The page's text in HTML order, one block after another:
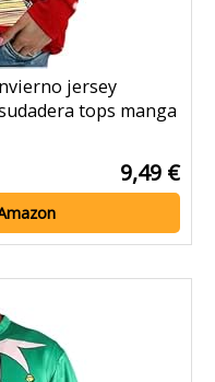
jersey
tops manga
9,49 €